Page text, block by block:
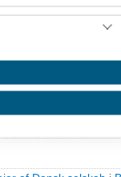
får eget
får eget selskabtil